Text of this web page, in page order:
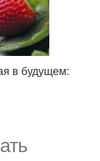
в будущем: